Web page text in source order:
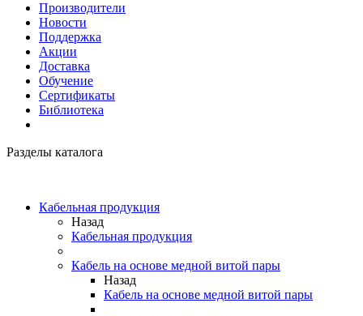
Производители
Новости
Поддержка
Акции
Доставка
Обучение
Сертификаты
Библиотека
Разделы каталога
Кабельная продукция
Назад
Кабельная продукция
Кабель на основе медной витой пары
Назад
Кабель на основе медной витой пары